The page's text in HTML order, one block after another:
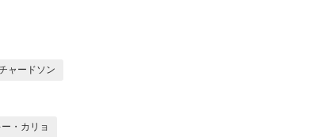
ャードソン
・カリョ